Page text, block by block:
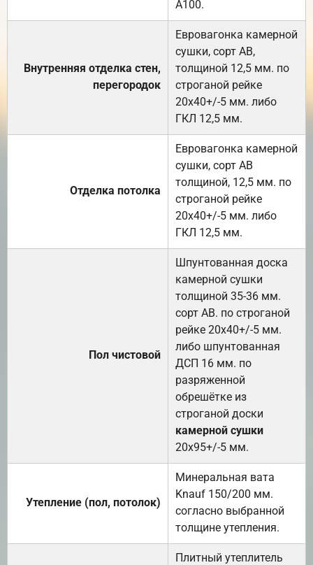
А100.
Внутренняя отделка стен,
перегородок
Евровагонка камерной
сушки, сорт АВ,
толщиной 12,5 мм. по
строганой рейке
20х40+/-5 мм. либо
ГКЛ 12,5 мм.
Отделка потолка
Евровагонка камерной
сушки, сорт АВ
толщиной, 12,5 мм. по
строганой рейке
20х40+/-5 мм. либо
ГКЛ 12,5 мм.
Пол чистовой
Шпунтованная доска
камерной сушки
толщиной 35-36 мм.
сорт АВ. по строганой
рейке 20х40+/-5 мм.
либо шпунтованная
ДСП 16 мм. по
разряженной
обрешётке из
строганой доски
камерной сушки
20х95+/-5 мм.
Утепление (пол, потолок)
Минеральная вата
Knauf 150/200 мм.
согласно выбранной
толщине утепления.
Плитный утеплитель